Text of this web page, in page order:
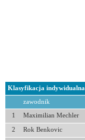
Klasyfikacja indywidualna
zawodnik
1 Maximilian Mechler
2 Rok Benkovic